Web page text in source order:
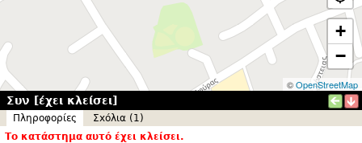
+
−
©OpenStreetMap
Συν [έχει κλείσει]
Πληροφορίες
Σxόλια (1)
Το κατάστημα αυτό έχει κλείσει.